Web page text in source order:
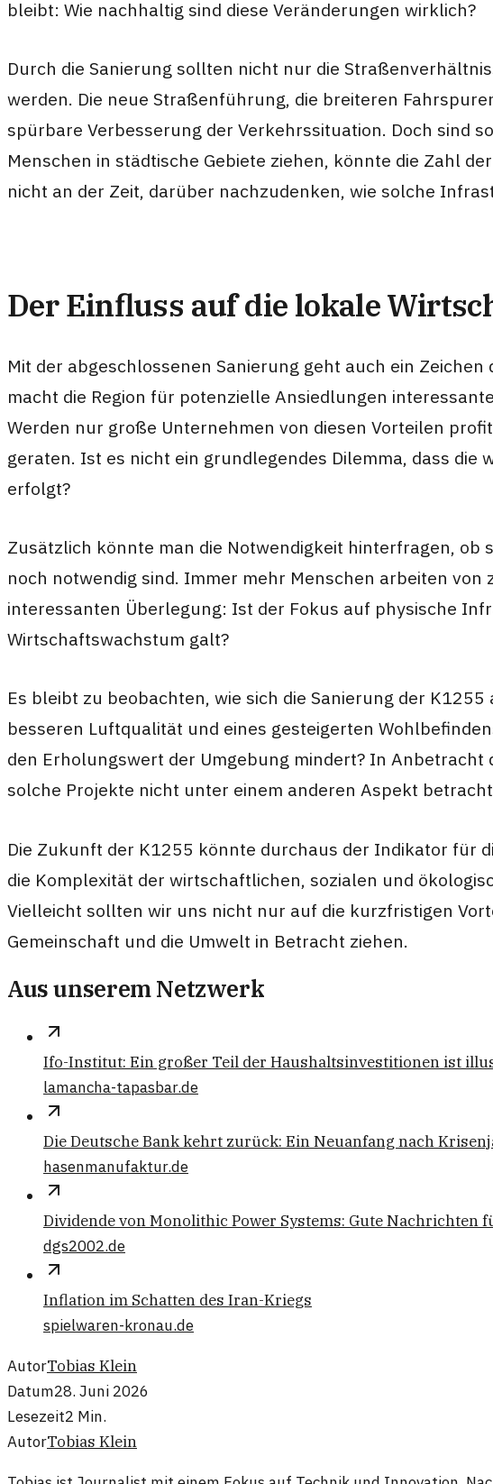
bleibt: Wie nachhaltig sind diese Veränderungen wirklich?
Durch die Sanierung sollten nicht nur die
werden. Die neue Straßenführung, die breiteren
spürbare Verbesserung der Verkehrssituation. Doch sind
Menschen in städtische Gebiete ziehen, könnte die Zahl
nicht an der Zeit, darüber nachzudenken, wie solche
Der Einfluss auf die lokale
Mit der abgeschlossenen Sanierung geht auch ein
macht die Region für potenzielle Ansiedlungen
Werden nur große Unternehmen von diesen Vorteilen
geraten. Ist es nicht ein grundlegendes Dilemma, dass
erfolgt?
Zusätzlich könnte man die Notwendigkeit hinterfragen,
noch notwendig sind. Immer mehr Menschen arbeiten
interessanten Überlegung: Ist der Fokus auf physische
Wirtschaftswachstum galt?
Es bleibt zu beobachten, wie sich die Sanierung der
besseren Luftqualität und eines gesteigerten
den Erholungswert der Umgebung mindert? In
solche Projekte nicht unter einem anderen Aspekt
Die Zukunft der K1255 könnte durchaus der Indikator für
die Komplexität der wirtschaftlichen, sozialen und
Vielleicht sollten wir uns nicht nur auf die kurzfristigen
Gemeinschaft und die Umwelt in Betracht ziehen.
Aus unserem Netzwerk
Ifo-Institut: Ein großer Teil der Haushaltsinvestitionen ist
lamancha-tapasbar.de
Die Deutsche Bank kehrt zurück: Ein Neuanfang nach
hasenmanufaktur.de
Dividende von Monolithic Power Systems: Gute Nachrichten
dgs2002.de
Inflation im Schatten des Iran-Kriegs
spielwaren-kronau.de
AutorTobias Klein
Datum28. Juni 2026
Lesezeit2 Min.
AutorTobias Klein